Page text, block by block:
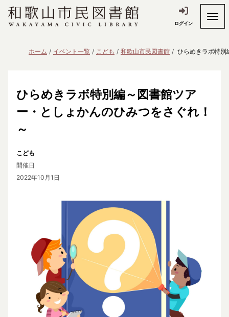
ログイン
ホーム イベント一覧 こども 和歌山市民図書館 ひらめきラボ特別
ひらめきラボ特別編～図書館ツア
ー・としょかんのひみつをさぐれ！
～
こども
開催日
2022年10月1日